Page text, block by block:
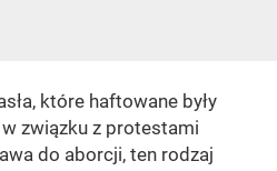
które haftowane były
związku z protestami
do aborcji, ten rodzaj